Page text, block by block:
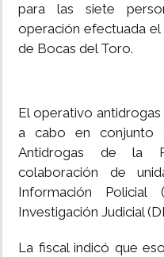
para las siete
operación efectuada el
de Bocas del Toro.
El operativo
a cabo en conjunto
Antidrogas de la
colaboración de
Información
Investigación Judicial
La fiscal indicó que